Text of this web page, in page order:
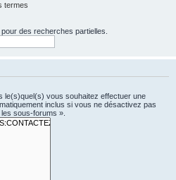
termes
des recherches partielles.
le(s)quel(s) vous souhaitez effectuer une
inclus si vous ne désactivez pas
sous-forums ».